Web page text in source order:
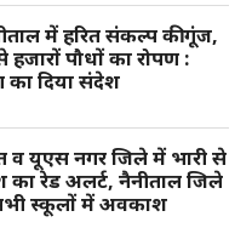
में हरित संकल्प की गूंज,
पौधों का रोपण :
का दिया संदेश
व यूएस नगर जिले में भारी से
का रेड अलर्ट, नैनीताल जिले
स्कूलों में अवकाश